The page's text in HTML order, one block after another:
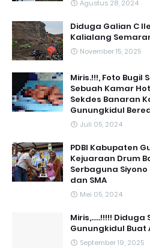
Agustus 28, 2024
Diduga Galian C
Kalialang
November 15, 2025
Miris.!!!, Foto Bugil
Sebuah Kamar
Sekdes Banaran
Gunungkidul
Juli 05, 2024
PDBI Kabupaten
Kejuaraan Drum
Serbaguna Siyono
dan SMA
Mei 05, 2024
Miris,.....!!!!! Diduga
Gunungkidul Buat
September 19, 2025